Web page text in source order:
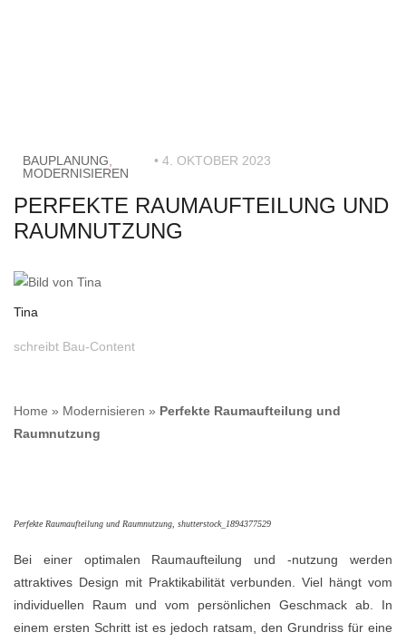
BAUPLANUNG
MODERNISIEREN
• 4. OKTOBER 2023
PERFEKTE RAUMAUFTEILUNG UND
RAUMNUTZUNG
Tina
schreibt Bau-Content
Home » Modernisieren » Perfekte Raumaufteilung und
Raumnutzung
Perfekte Raumaufteilung und Raumnutzung, shutterstock_1894377529
Bei einer optimalen Raumaufteilung und -nutzung werden
attraktives Design mit Praktikabilität verbunden. Viel hängt vom
individuellen Raum und vom persönlichen Geschmack ab. In
einem ersten Schritt ist es jedoch ratsam, den Grundriss für eine